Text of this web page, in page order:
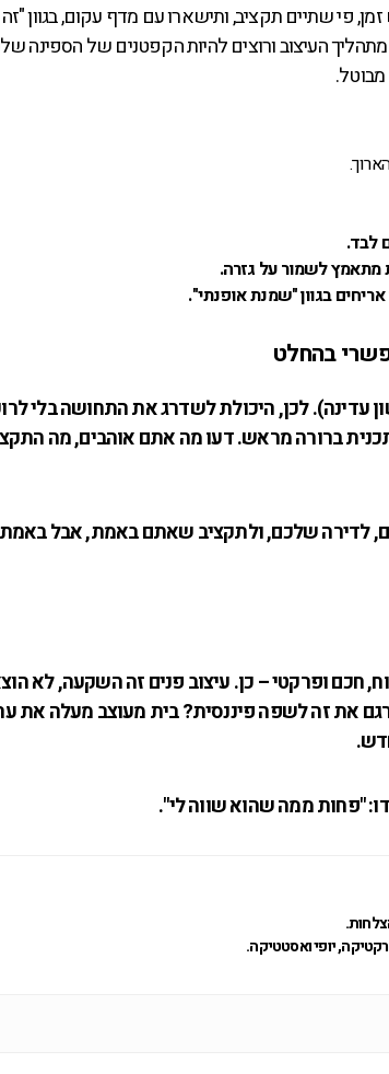
פי שתיים תקציב, ותישארו עם מדף עקום, בגוון
העיצוב ורוצים להיות הקפטנים של הספינה
לבד.
לשמור על גזרה.
בגוון "שמנת אופנתי".
בהחלט
עדינה). לכן, היכולת לשדרג את התחושה בלי
ברורה מראש. דעו מה אתם אוהבים, מה
לדירה שלכם, ולתקציב שאתם באמת, אבל
חכם ופרקטי – כן. עיצוב פנים זה השקעה, לא
את זה לשפה פיננסית? בית מעוצב מעלה את
"פחות ממה שהוא שווה לי".
יופי ואסטטיקה.